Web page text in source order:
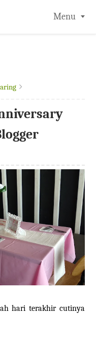
Menu
hari terakhir cutinya